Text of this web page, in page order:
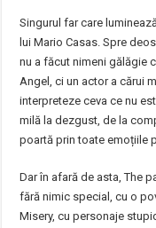
Singurul far care
lui Mario Casas. Spre
nu a făcut nimeni gălăgie
Angel, ci un actor a cărui
interpreteze ceva ce nu
milă la dezgust, de la
poartă prin toate emoțiile
Dar în afară de asta, The
fără nimic special, cu o
Misery, cu personaje